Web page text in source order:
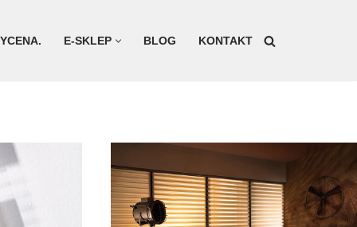
E-SKLEP BLOG KONTAKT